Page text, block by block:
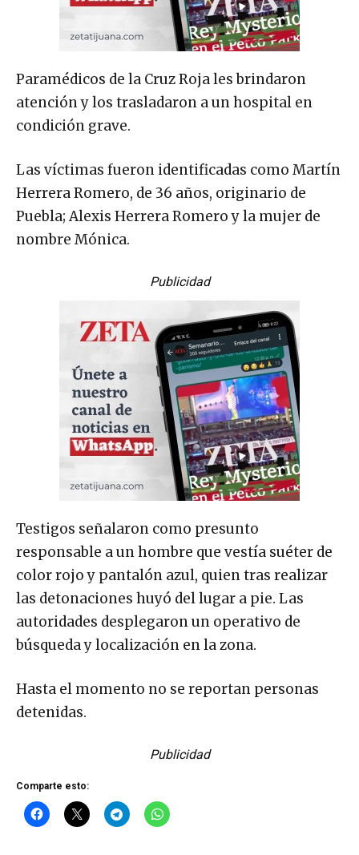
Paramédicos de la Cruz Roja les brindaron
atención y los trasladaron a un hospital en
condición grave.
Las víctimas fueron identificadas como Martín
Herrera Romero, de 36 años, originario de
Puebla; Alexis Herrera Romero y la mujer de
nombre Mónica.
Publicidad
Testigos señalaron como presunto
responsable a un hombre que vestía suéter de
color rojo y pantalón azul, quien tras realizar
las detonaciones huyó del lugar a pie. Las
autoridades desplegaron un operativo de
búsqueda y localización en la zona.
Hasta el momento no se reportan personas
detenidas.
Publicidad
Comparte esto: